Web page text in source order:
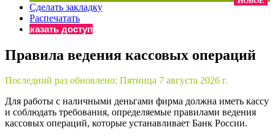
Бератор
«Практическая энциклопедия бухгалтера»
«Нормативные акты для бухгалтера»
«Практическая бухгалтерия»
Онлайн-сервисы «Учетная политика» и «Алгоритмы для
Сделать закладку
Распечатать
Заказать доступ
Правила ведения кассовых операций
Последний раз обновлено: Пятница 7 августа 2026 г.
Для работы с наличными деньгами фирма должна иметь кассу
и соблюдать требования, определяемые правилами ведения
кассовых операций, которые устанавливает Банк России.